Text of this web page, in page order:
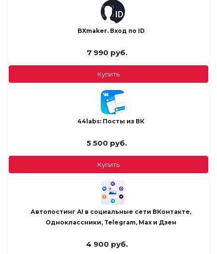
BXmaker. Вход по ID
7 990 руб.
Купить
44labs: Посты из ВК
5 500 руб.
Купить
Автопостинг AI в социальные сети ВКонтакте,
Одноклассники, Telegram, Max и Дзен
4 900 руб.